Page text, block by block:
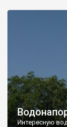
Интересную